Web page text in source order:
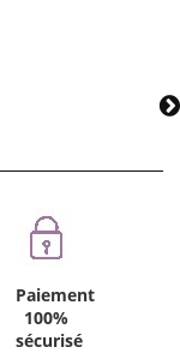
Paiement
100%
sécurisé